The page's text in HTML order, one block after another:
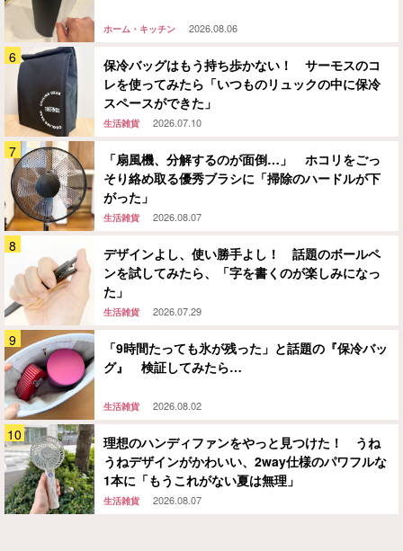
ホーム・キッチン 2026.08.06
保冷バッグはもう持ち歩かない！ サーモスのコ
レを使ってみたら「いつものリュックの中に保冷
スペースができた」
生活雑貨 2026.07.10
「扇風機、分解するのが面倒…」 ホコリをごっ
そり絡め取る優秀ブラシに「掃除のハードルが下
がった」
生活雑貨 2026.08.07
デザインよし、使い勝手よし！ 話題のボールペ
ンを試してみたら、「字を書くのが楽しみになっ
た」
生活雑貨 2026.07.29
「9時間たっても氷が残った」と話題の『保冷バッ
グ』 検証してみたら…
生活雑貨 2026.08.02
理想のハンディファンをやっと見つけた！ うね
うねデザインがかわいい、2way仕様のパワフルな
1本に「もうこれがない夏は無理」
生活雑貨 2026.08.07